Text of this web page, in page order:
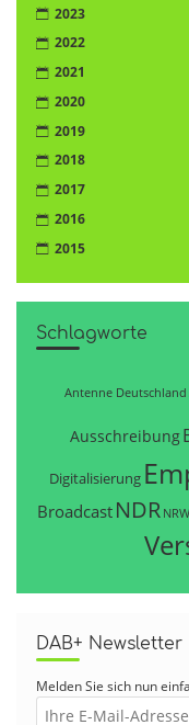
2023
2022
2021
2020
2019
2018
2017
2016
2015
Schlagworte
Antenne Deutschland
Ausschreibung
Digitalisierung
Broadcast NDR NRW
DAB+ Newsletter
Melden Sie sich nun